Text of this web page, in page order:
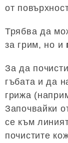
от
Трябва да
за грим, но и
За да
гъбата и да
грижа
Започвайки
се към
почистите